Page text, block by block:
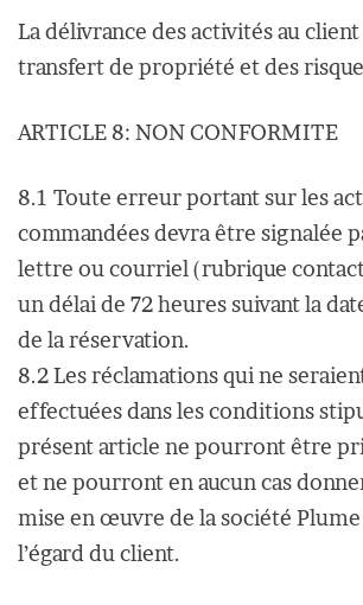
La délivrance des activités au
transfert de propriété et des
ARTICLE 8: NON CONFORMITE
8.1 Toute erreur portant sur les
commandées devra être signalée
lettre ou courriel (rubrique
un délai de 72 heures suivant la
de la réservation.
8.2 Les réclamations qui ne
effectuées dans les conditions
présent article ne pourront être
et ne pourront en aucun cas
mise en œuvre de la société
l’égard du client.